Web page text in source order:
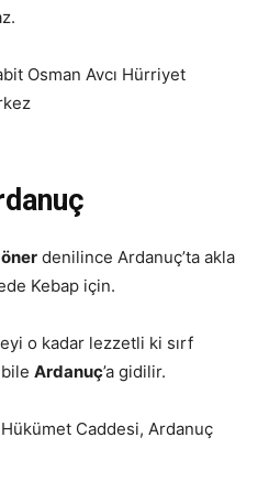
Osman Avcı Hürriyet
denilince Ardanuç’ta akla
Kebap için.
o kadar lezzetli ki sırf
Ardanuç’a gidilir.
Caddesi, Ardanuç